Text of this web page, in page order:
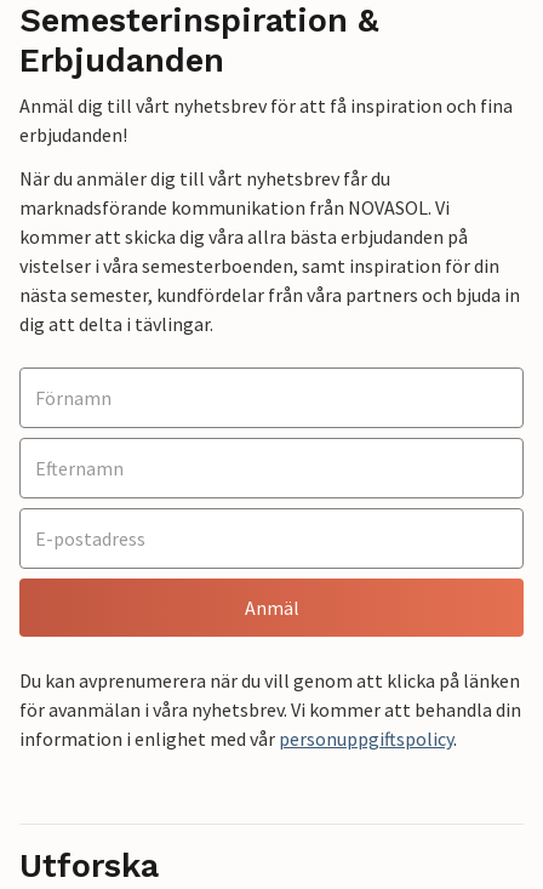
Semesterinspiration &
Erbjudanden
Anmäl dig till vårt nyhetsbrev för att få inspiration och fina
erbjudanden!
När du anmäler dig till vårt nyhetsbrev får du
marknadsförande kommunikation från NOVASOL. Vi
kommer att skicka dig våra allra bästa erbjudanden på
vistelser i våra semesterboenden, samt inspiration för din
nästa semester, kundfördelar från våra partners och bjuda in
dig att delta i tävlingar.
Anmäl
Du kan avprenumerera när du vill genom att klicka på länken
för avanmälan i våra nyhetsbrev. Vi kommer att behandla din
information i enlighet med vår personuppgiftspolicy.
Utforska